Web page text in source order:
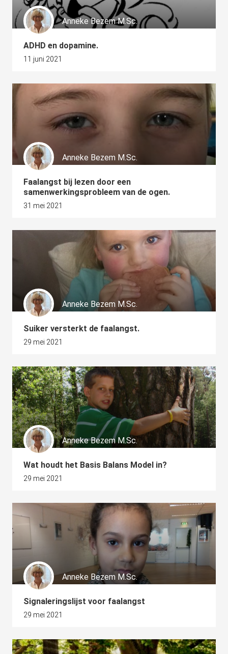
Anneke Bezem M.Sc.
ADHD en dopamine.
11 juni 2021
Anneke Bezem M.Sc.
Faalangst bij lezen door een
samenwerkingsprobleem van de ogen.
31 mei 2021
Anneke Bezem M.Sc.
Suiker versterkt de faalangst.
29 mei 2021
Anneke Bezem M.Sc.
Wat houdt het Basis Balans Model in?
29 mei 2021
Anneke Bezem M.Sc.
Signaleringslijst voor faalangst
29 mei 2021